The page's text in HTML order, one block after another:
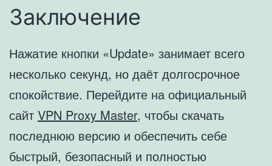
Заключение
Нажатие кнопки «Update» занимает всего
несколько секунд, но даёт долгосрочное
спокойствие. Перейдите на официальный
сайт VPN Proxy Master, чтобы скачать
последнюю версию и обеспечить себе
быстрый, безопасный и полностью